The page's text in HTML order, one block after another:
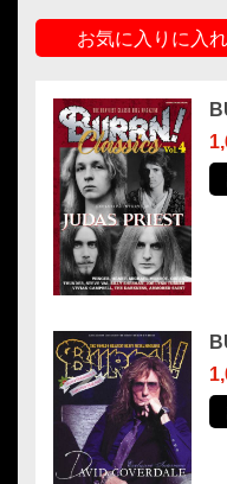
お気に入りに入